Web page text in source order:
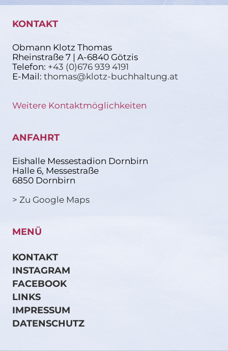
KONTAKT
Obmann Klotz Thomas
Rheinstraße 7 | A-6840 Götzis
Telefon: +43 (0)676 939 4191
E-Mail: thomas@klotz-buchhaltung.at
Weitere Kontaktmöglichkeiten
ANFAHRT
Eishalle Messestadion Dornbirn
Halle 6, Messestraße
6850 Dornbirn
> Zu Google Maps
MENÜ
KONTAKT
INSTAGRAM
FACEBOOK
LINKS
IMPRESSUM
DATENSCHUTZ